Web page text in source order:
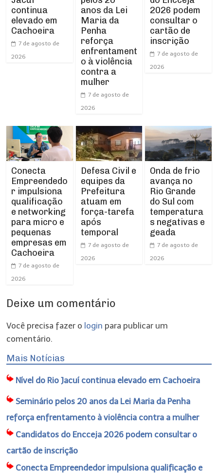
continua
elevado em
Cachoeira
7 de agosto de
2026
anos da Lei
Maria da
Penha
reforça
enfrentament
o à violência
contra a
mulher
7 de agosto de
2026
2026 podem
consultar o
cartão de
inscrição
7 de agosto de
2026
Conecta
Empreendedo
r impulsiona
qualificação
e networking
para micro e
pequenas
empresas em
Cachoeira
7 de agosto de
2026
Defesa Civil e
equipes da
Prefeitura
atuam em
força-tarefa
após
temporal
7 de agosto de
2026
Onda de frio
avança no
Rio Grande
do Sul com
temperatura
s negativas e
geada
7 de agosto de
2026
Deixe um comentário
Você precisa fazer o login para publicar um
comentário.
Mais Notícias
Nível do Rio Jacuí continua elevado em Cachoeira
Seminário pelos 20 anos da Lei Maria da Penha
reforça enfrentamento à violência contra a mulher
Candidatos do Encceja 2026 podem consultar o
cartão de inscrição
Conecta Empreendedor impulsiona qualificação e